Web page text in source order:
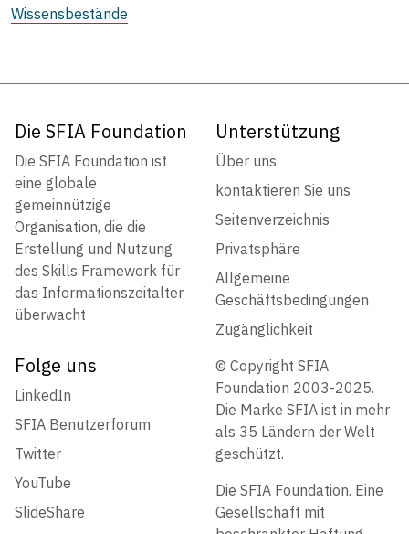
Wissensbestände
Die SFIA Foundation
Die SFIA Foundation ist
eine globale
gemeinnützige
Organisation, die die
Erstellung und Nutzung
des Skills Framework für
das Informationszeitalter
überwacht
Unterstützung
Über uns
kontaktieren Sie uns
Seitenverzeichnis
Privatsphäre
Allgemeine
Geschäftsbedingungen
Zugänglichkeit
Folge uns
LinkedIn
SFIA Benutzerforum
Twitter
YouTube
SlideShare
© Copyright SFIA
Foundation 2003-2025.
Die Marke SFIA ist in mehr
als 35 Ländern der Welt
geschützt.
Die SFIA Foundation. Eine
Gesellschaft mit